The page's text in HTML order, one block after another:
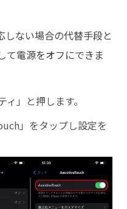
ない場合の代替手段と
て電源をオフにできま
ィ」と押します。
」をタップし設定を